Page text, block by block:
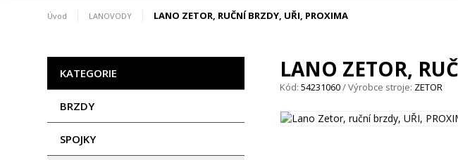
Úvod LANOVODY LANO ZETOR, RUČNÍ BRZDY, UŘI, PROXIMA
KATEGORIE
BRZDY
SPOJKY
LANO ZETOR,
Kód:54231060/ Výrobce stroje: ZETOR